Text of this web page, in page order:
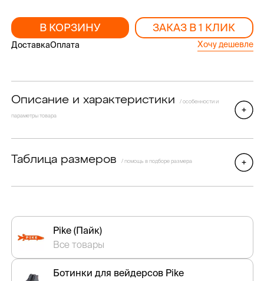
В КОРЗИНУ ЗАКАЗ В 1 КЛИК
ДоставкаОплата Хочу дешевле
Описание и характеристики / особенности и
параметры товара
Таблица размеров / помощь в подборе размера
Pike (Пайк)
Все товары
Ботинки для вейдерсов Pike